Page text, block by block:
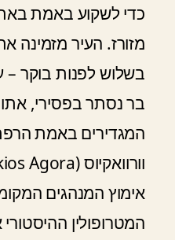
כדי לשקוע באמת
מזורז. העיר
בשלוש לפנות בוקר –
בר נסתר בפסירי,
המגדירים באמת
וורוואקיוס (Varvakios Agora) במהלך התכוננות לפסחא, וההנאה הפשוטה מ
אימוץ המנהגים
המטרופולין